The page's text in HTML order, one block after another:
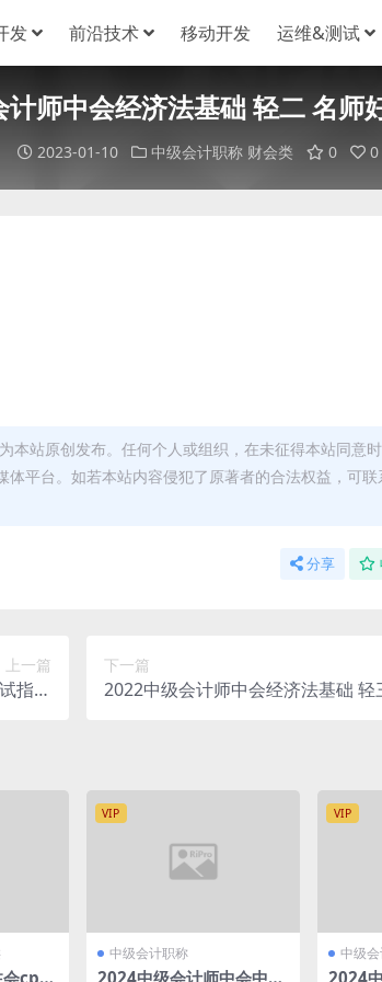
发 前沿技术 移动开发 运维&测试
师中会经济法基础 轻二 名师
2023-01-10 中级会计职称 财会类 0 0
本站原创发布。任何个人或组织，在未征得本站同意
平台。如若本站内容侵犯了原著者的合法权益，可
分享
上一篇
指导
下一篇
2022中级会计师中会经济法基础 轻
VIP
中级会计职称
VIP
中级